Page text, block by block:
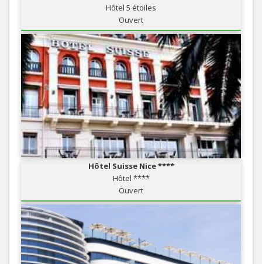
Hôtel 5 étoiles
Ouvert
Hôtel Suisse Nice ****
Hôtel ****
Ouvert